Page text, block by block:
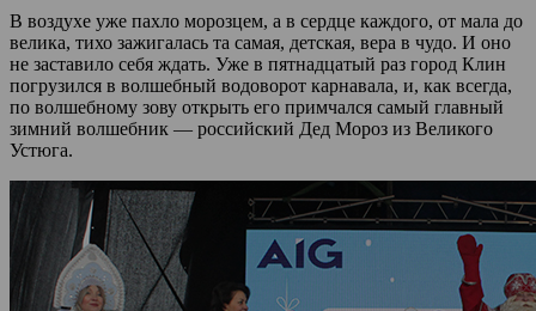
В воздухе уже пахло морозцем, а в сердце каждого, от мала до
велика, тихо зажигалась та самая, детская, вера в чудо. И оно
не заставило себя ждать. Уже в пятнадцатый раз город Клин
погрузился в волшебный водоворот карнавала, и, как всегда,
по волшебному зову открыть его примчался самый главный
зимний волшебник — российский Дед Мороз из Великого
Устюга.